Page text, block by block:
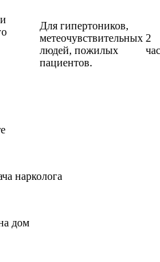
Для гипертоников,
метеочувствительных
людей, пожилых
пациентов.
2
нарколога
дом